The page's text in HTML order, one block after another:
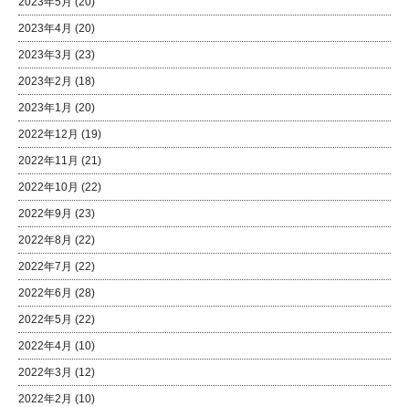
2023年4月 (20)
2023年3月 (23)
2023年2月 (18)
2023年1月 (20)
2022年12月 (19)
2022年11月 (21)
2022年10月 (22)
2022年9月 (23)
2022年8月 (22)
2022年7月 (22)
2022年6月 (28)
2022年5月 (22)
2022年4月 (10)
2022年3月 (12)
2022年2月 (10)